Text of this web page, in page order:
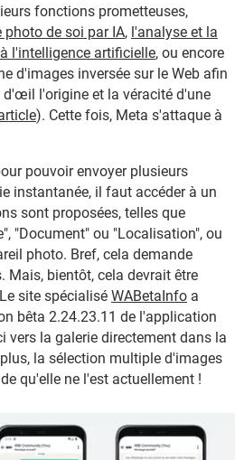
fonctions prometteuses,
photo de soi par IA, l'analyse et la
l'intelligence artificielle, ou encore
d'images inversée sur le Web afin
d'œil l'origine et la véracité d'une
). Cette fois, Meta s'attaque à
pouvoir envoyer plusieurs
instantanée, il faut accéder à un
sont proposées, telles que
"Document" ou "Localisation", ou
photo. Bref, cela demande
Mais, bientôt, cela devrait être
site spécialisé WABetaInfo a
bêta 2.24.23.11 de l'application
vers la galerie directement dans la
la sélection multiple d'images
qu'elle ne l'est actuellement !